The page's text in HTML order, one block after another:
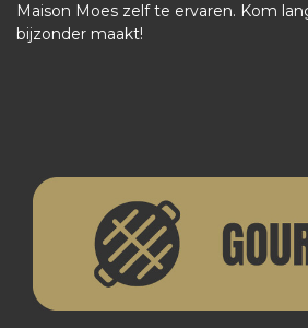
Maison Moes zelf te ervaren. Kom
bijzonder maakt!